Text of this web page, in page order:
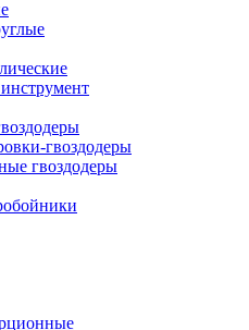
гвоздодеры
гвоздодеры